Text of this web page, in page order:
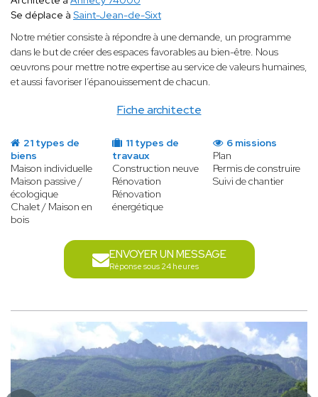
Fiche architecte
Se déplace à Saint-Jean-de-Sixt
Notre métier consiste à répondre à une demande, un programme
dans le but de créer des espaces favorables au bien-être. Nous
œuvrons pour mettre notre expertise au service de valeurs humaines,
et aussi favoriser l’épanouissement de chacun.
21 types de
biens
Maison individuelle
Maison passive /
écologique
Chalet / Maison en
bois
11 types de
travaux
Construction neuve
Rénovation
Rénovation
énergétique
6 missions
Plan
Permis de construire
Suivi de chantier
ENVOYER UN MESSAGE
Réponse sous 24 heures